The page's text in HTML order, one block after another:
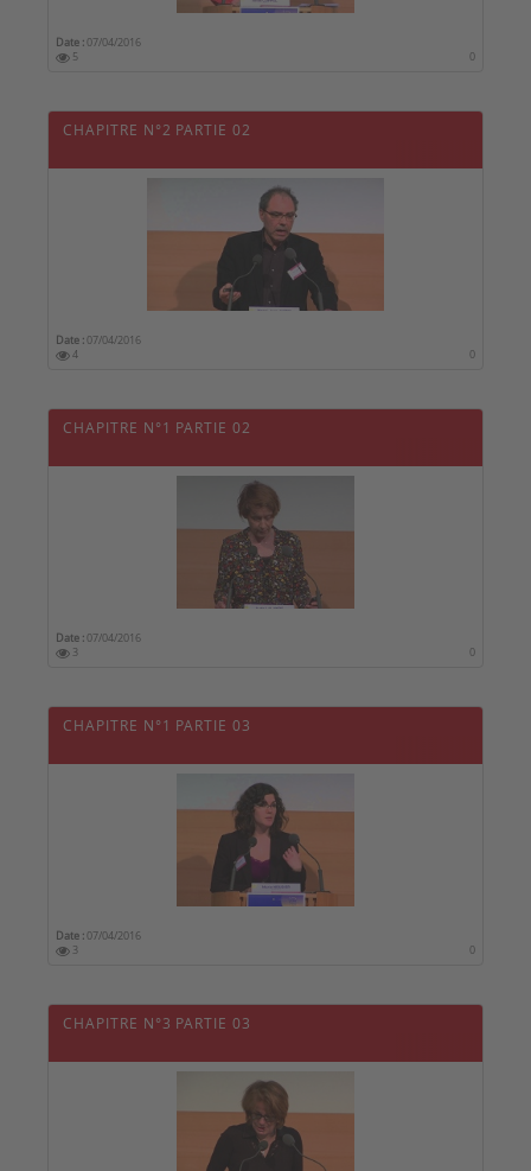
Date :07/04/2016
5
0
CHAPITRE N°2 PARTIE 02
Date :07/04/2016
4
0
CHAPITRE N°1 PARTIE 02
Date :07/04/2016
3
0
CHAPITRE N°1 PARTIE 03
Date :07/04/2016
3
0
CHAPITRE N°3 PARTIE 03